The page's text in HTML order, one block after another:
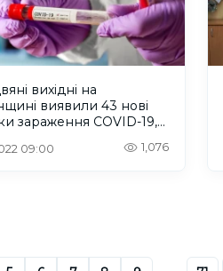
вихідні на
виявили 43 нові
зараження COVID-19,
09:00 1,076